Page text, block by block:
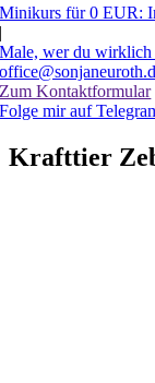
Minikurs für 0 EUR:
|
Male, wer du wirklich
Zum Kontaktformular
Folge mir auf
Krafttier